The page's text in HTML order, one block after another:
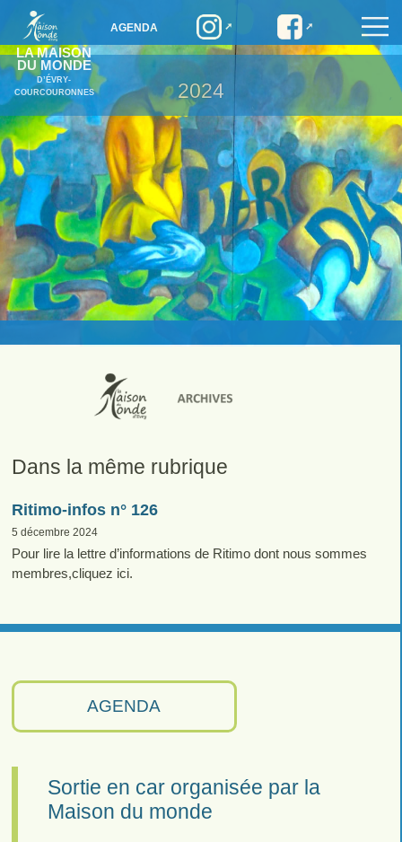
LA MAISON
DU MONDE
D’ÉVRY-
COURCOURONNES
AGENDA
2024
AGENDA
Sortie en car organisée par la
Maison du monde
Dans la même rubrique
Ritimo-infos n° 126
5 décembre 2024
Pour lire la lettre d’informations de Ritimo dont nous sommes
membres,cliquez ici.